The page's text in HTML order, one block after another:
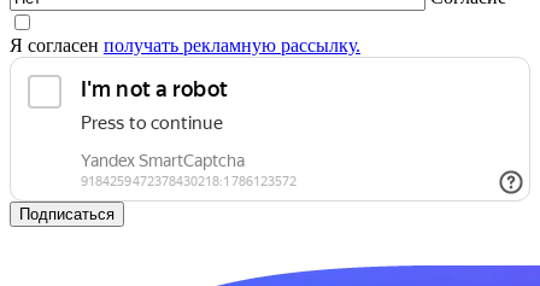
Я согласен получать рекламную рассылку.